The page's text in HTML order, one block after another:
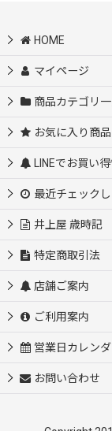
HOME
マイページ
商品カテゴリ
お気に入り商品
LINEでお買い
最近チェック
井上屋 歳時記
特定商取引法
店舗ご案内
ご利用案内
営業日カレン
お問い合わせ